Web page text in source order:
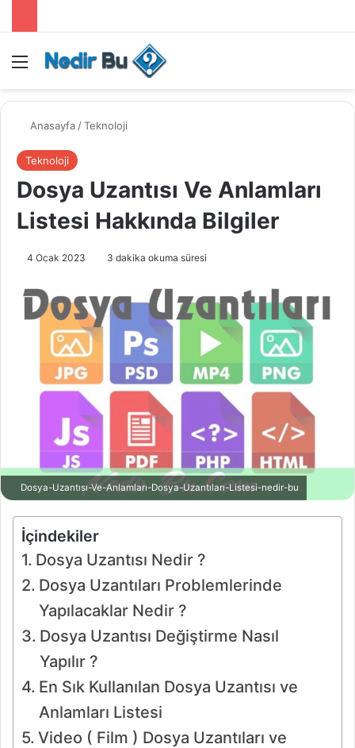
Menü
Anasayfa /Teknoloji
Teknoloji
Dosya Uzantısı Ve Anlamları
Listesi Hakkında Bilgiler
4 Ocak 2023 3 dakika okuma süresi
Dosya-Uzantısı-Ve-Anlamları-Dosya-Uzantıları-Listesi-nedir-bu
İçindekiler
Dosya Uzantısı Nedir ?
Dosya Uzantıları Problemlerinde
Yapılacaklar Nedir ?
Dosya Uzantısı Değiştirme Nasıl
Yapılır ?
En Sık Kullanılan Dosya Uzantısı ve
Anlamları Listesi
Video ( Film ) Dosya Uzantıları ve